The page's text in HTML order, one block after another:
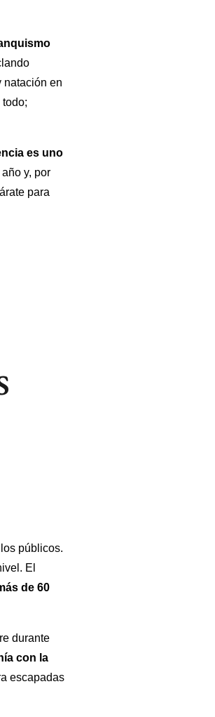
natación en
es uno
y, por
para
públicos.
El
de 60
durante
con la
escapadas